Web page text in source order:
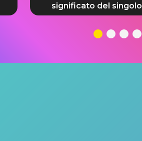
significato del singolo